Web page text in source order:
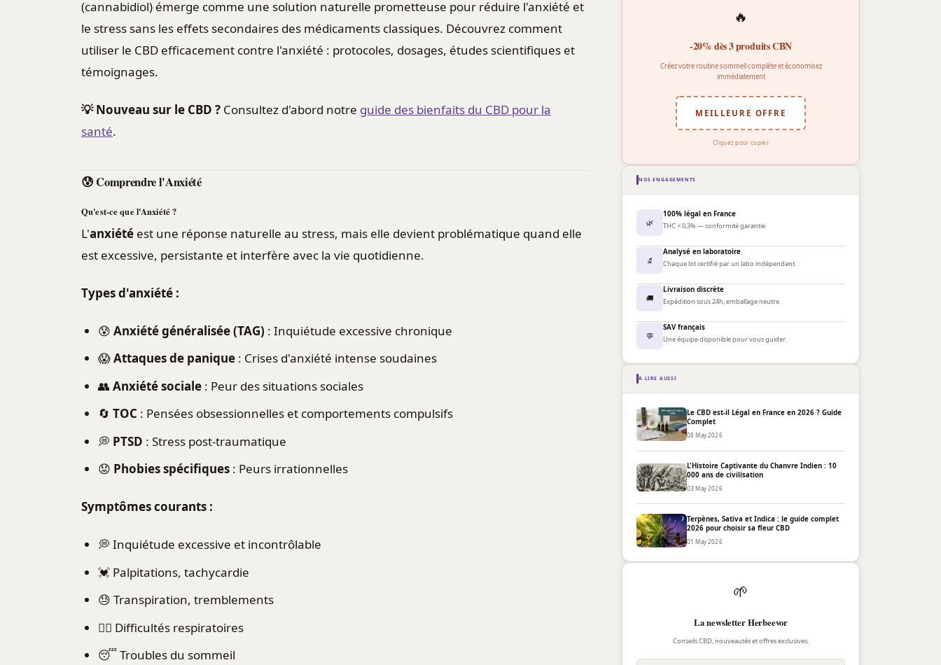
(cannabidiol) émerge comme une solution naturelle prometteuse pour réduire l'anxiété et
le stress sans les effets secondaires des médicaments classiques. Découvrez comment
utiliser le CBD efficacement contre l'anxiété : protocoles, dosages, études scientifiques et
témoignages.
💡 Nouveau sur le CBD ? Consultez d'abord notre guide des bienfaits du CBD pour la
santé.
😰 Comprendre l'Anxiété
Qu'est-ce que l'Anxiété ?
L'anxiété est une réponse naturelle au stress, mais elle devient problématique quand elle
est excessive, persistante et interfère avec la vie quotidienne.
Types d'anxiété :
😰 Anxiété généralisée (TAG) : Inquiétude excessive chronique
😱Attaques de panique: Crises d'anxiété intense soudaines
👥 Anxiété sociale: Peur des situations sociales
🔄 TOC : Pensées obsessionnelles et comportements compulsifs
💭 PTSD : Stress post-traumatique
😟 Phobies spécifiques: Peurs irrationnelles
Symptômes courants :
💭 Inquiétude excessive et incontrôlable
💓 Palpitations, tachycardie
😓 Transpiration, tremblements
😮‍💨 Difficultés respiratoires
😴 Troubles du sommeil
🔥
-20% dès 3 produits CBN
Créez votre routine sommeil complète et économisez
immédiatement
MEILLEURE OFFRE
Cliquez pour copier
NOS ENGAGEMENTS
🌿
100% légal en France
THC < 0,3% — conformité garantie.
🔬
Analysé en laboratoire
Chaque lot certifié par un labo indépendant.
🚚
Livraison discrète
Expédition sous 24h, emballage neutre.
💬
SAV français
Une équipe disponible pour vous guider.
À LIRE AUSSI
Le CBD est-il Légal en France en 2026 ? Guide
Complet
08 May 2026
L'Histoire Captivante du Chanvre Indien : 10
000 ans de civilisation
03 May 2026
Terpènes, Sativa et Indica : le guide complet
2026 pour choisir sa fleur CBD
01 May 2026
🌱
La newsletter Herbeevor
Conseils CBD, nouveautés et offres exclusives.